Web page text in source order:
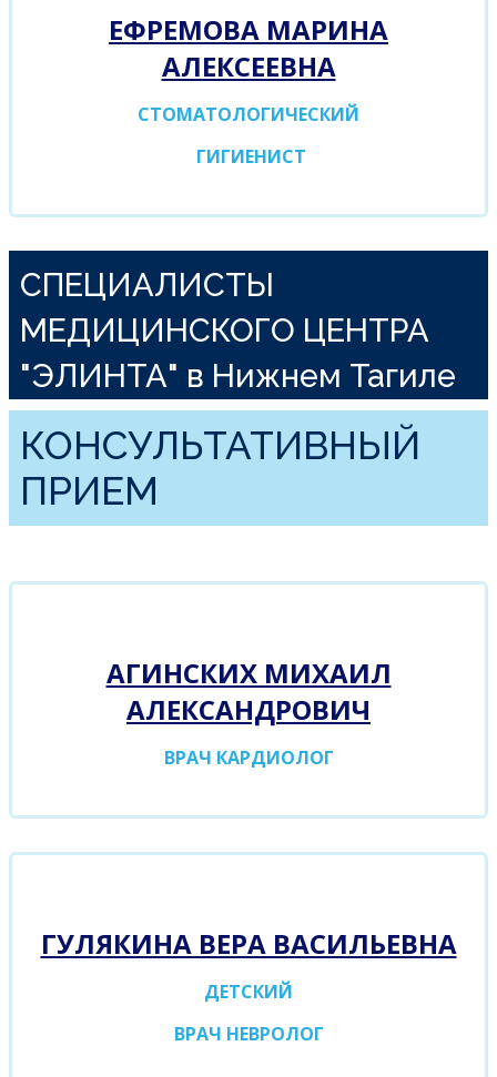
ЕФРЕМОВА МАРИНА
АЛЕКСЕЕВНА
СТОМАТОЛОГИЧЕСКИЙ
ГИГИЕНИСТ
СПЕЦИАЛИСТЫ
МЕДИЦИНСКОГО ЦЕНТРА
"ЭЛИНТА" в Нижнем Тагиле
КОНСУЛЬТАТИВНЫЙ
ПРИЕМ
АГИНСКИХ МИХАИЛ
АЛЕКСАНДРОВИЧ
ВРАЧ КАРДИОЛОГ
ГУЛЯКИНА ВЕРА ВАСИЛЬЕВНА
ДЕТСКИЙ
ВРАЧ НЕВРОЛОГ